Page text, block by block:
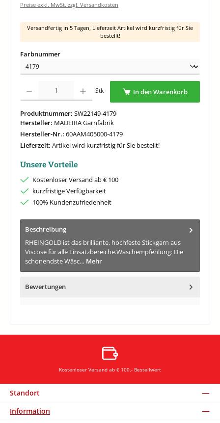
Preise exkl. MwSt. zzgl. Versandkosten
Versandfertig in 5 Tagen, Lieferzeit Artikel wird kurzfristig für Sie
bestellt!
Farbnummerauswählen
Produkt Anzahl: Gib den gewünschten Wert ein oder benutze die Schaltflächen um
Stk In den Warenkorb
Produktnummer: SW22149-4179
Hersteller: MADEIRA Garnfabrik
Hersteller-Nr.: 60AAM405000-4179
Lieferzeit: Artikel wird kurzfristig für Sie bestellt!
Unsere Vorteile
Kostenloser Versand ab € 100
kurzfristige Verfügbarkeit
100% Kundenzufriedenheit
Beschreibung
RHEINGOLD ist das brilliante, hochfeste Stickgarn aus
Viscose für alle Einsatzbereiche.Waschempfehlung: Die
schonendste Wäsc… Mehr
Bewertungen
Kostenloser Versand ab € 100,- Bestellwert
Standort
Information